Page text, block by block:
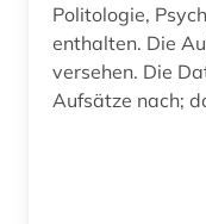
soziologie (2)
statistik (2)
Politologie,
enthalten. Die
versehen. Die
Aufsätze nach;